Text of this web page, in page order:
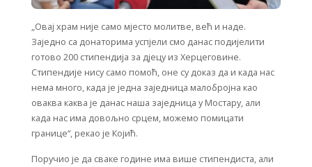
„Овај храм није само мјесто молитве, већ и наде.
Заједно са донаторима успјели смо данас подијелити
готово 200 стипендија за дјецу из Херцеговине.
Стипендије нису само помоћ, оне су доказ да и када нас
нема много, када је једна заједница малобројна као
оваква каква је данас наша заједница у Мостару, али
када нас има довољно срцем, можемо помицати
границе“, рекао је Којић.
Поручио је да сваке године има више стипендиста, али